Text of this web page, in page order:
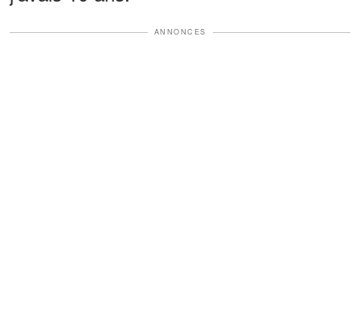
ANNONCES